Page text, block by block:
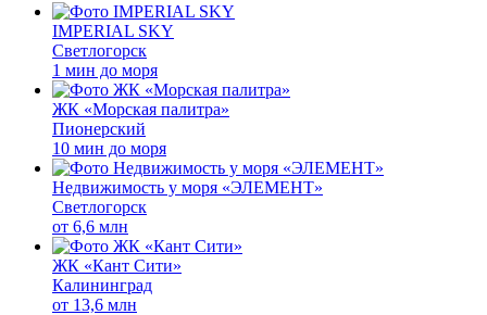
IMPERIAL SKY
Светлогорск
1 мин до моря
ЖК «Морская палитра»
Пионерский
10 мин до моря
Недвижимость у моря «ЭЛЕМЕНТ»
Светлогорск
от 6,6 млн
ЖК «Кант Сити»
Калининград
от 13,6 млн